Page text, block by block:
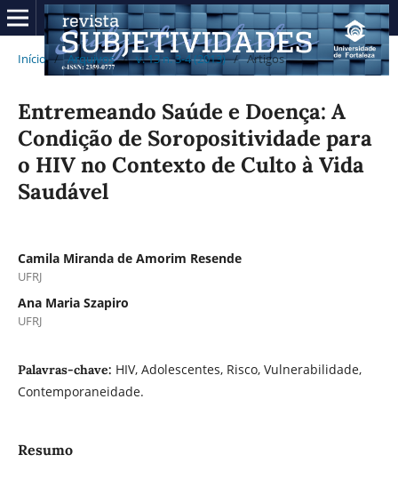
Início / Arquivos / v. 13 n. 3-4 (2013) / Artigos
Entremeando Saúde e Doença: A
Condição de Soropositividade para
o HIV no Contexto de Culto à Vida
Saudável
Camila Miranda de Amorim Resende
UFRJ
Ana Maria Szapiro
UFRJ
Palavras-chave: HIV, Adolescentes, Risco, Vulnerabilidade,
Contemporaneidade.
Resumo